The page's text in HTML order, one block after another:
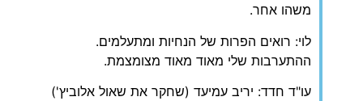
משהו אחר.
לוי: רואים הפרות של הנחיות ומתעלמים.
ההתערבות שלי מאוד מאוד מצומצמת.
עו"ד חדד: יריב עמיעד (שחקר את שאול אלוביץ')